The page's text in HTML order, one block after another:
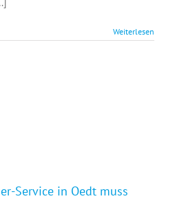
Weiterlesen
Service in Oedt muss